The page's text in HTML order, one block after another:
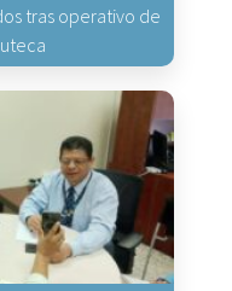
tras operativo de